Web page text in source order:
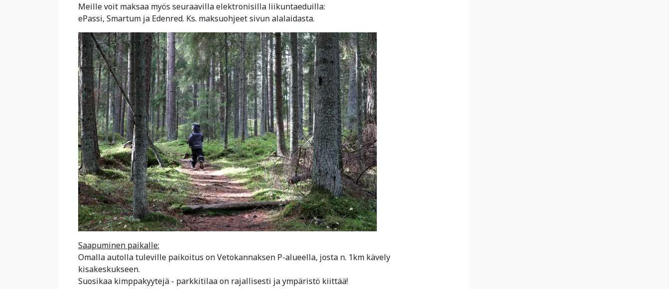
Meille voit maksaa myös seuraavilla elektronisilla liikuntaeduilla:
ePassi, Smartum ja Edenred. Ks. maksuohjeet sivun alalaidasta.
Saapuminen paikalle:
Omalla autolla tuleville paikoitus on Vetokannaksen P-alueella, josta n. 1km kävely
kisakeskukseen.
Suosikaa kimppakyytejä - parkkitilaa on rajallisesti ja ympäristö kiittää!